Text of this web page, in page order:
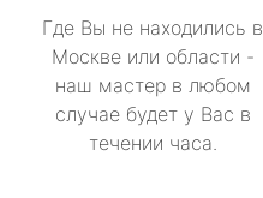
Где Вы не находились в
Москве или области -
наш мастер в любом
случае будет у Вас в
течении часа.